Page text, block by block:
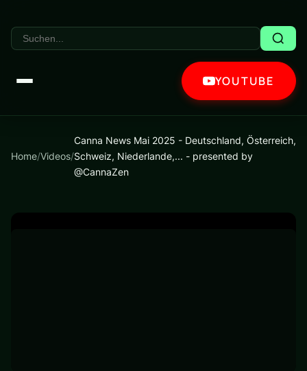
YOUTUBE
Home/Videos/
Canna News Mai 2025 - Deutschland, Österreich,
Schweiz, Niederlande,... - presented by
@CannaZen